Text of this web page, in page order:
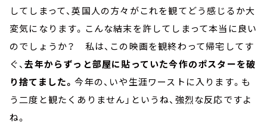
してしまって、英国人の方々がこれを観てどう感じるか大
変気になります。こんな結末を許してしまって本当に良い
のでしょうか？ 私は、この映画を観終わって帰宅してす
ぐ、去年からずっと部屋に貼っていた今作のポスターを破
り捨てました。今年の、いや生涯ワーストに入ります。も
う二度と観たくありません」というね、強烈な反応ですよ
ね。